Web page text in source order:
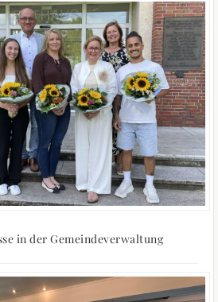
in der Gemeindeverwaltung